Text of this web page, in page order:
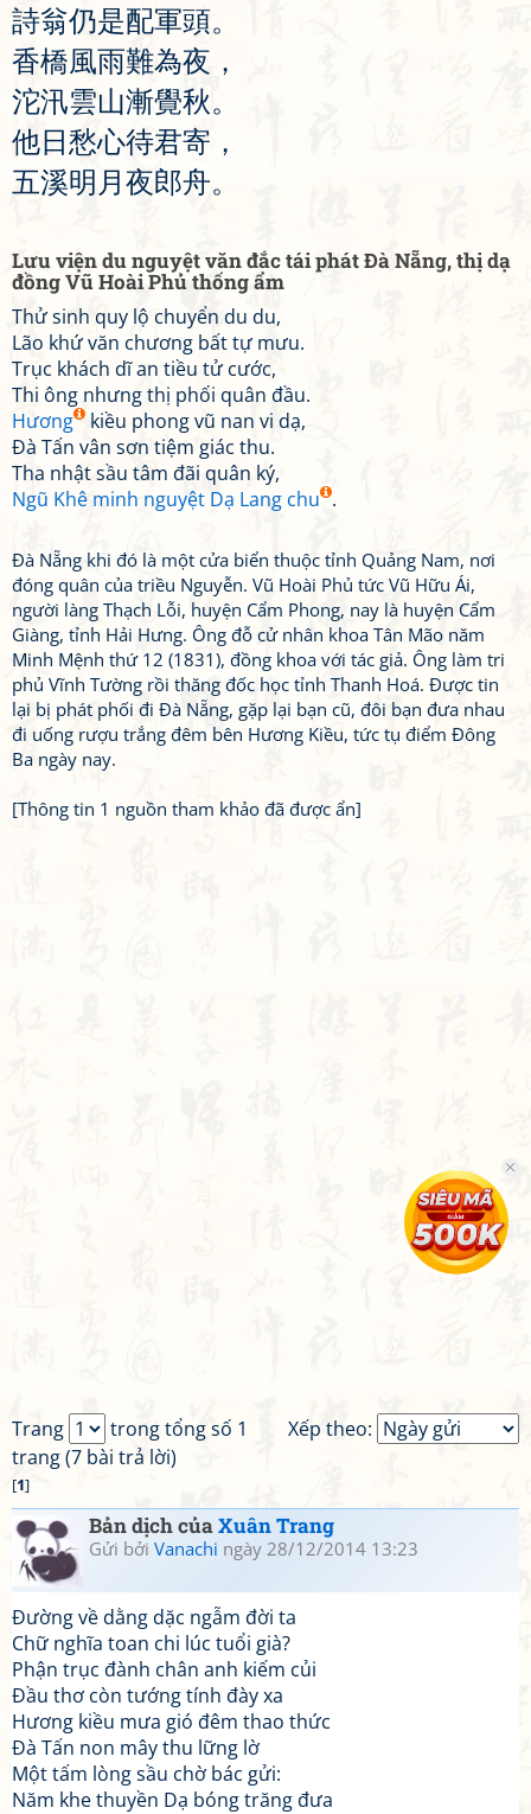
詩翁仍是配軍頭。
香橋風雨難為夜 ，
沱汛雲山漸覺秋。
他日 愁心待君寄 ，
五溪明 月 夜郎舟。
Lưu viện du nguyệt văn đắc tái phát Đà Nẵng, thị dạ
đồng Vũ Hoài Phủ thống ẩm
Thử sinh quy lộ chuyển du du,
Lão khứ văn chương bất tự mưu.
Trục khách dĩ an tiều tử cước,
Thi ông nhưng thị phối quân đầu.
Hương
kiều phong vũ nan vi dạ,
Đà Tấn vân sơn tiệm giác thu.
Tha nhật sầu tâm đãi quân ký,
Ngũ Khê minh nguyệt Dạ Lang chu .
Đà Nẵng khi đó là một cửa biển thuộc tỉnh Quảng Nam, nơi
đóng quân của triều Nguyễn. Vũ Hoài Phủ tức Vũ Hữu Ái,
người làng Thạch Lỗi, huyện Cẩm Phong, nay là huyện Cẩm
Giàng, tỉnh Hải Hưng. Ông đỗ cử nhân khoa Tân Mão năm
Minh Mệnh thứ 12 (1831), đồng khoa với tác giả. Ông làm tri
phủ Vĩnh Tường rồi thăng đốc học tỉnh Thanh Hoá. Được tin
lại bị phát phối đi Đà Nẵng, gặp lại bạn cũ, đôi bạn đưa nhau
đi uống rượu trắng đêm bên Hương Kiều, tức tụ điểm Đông
Ba ngày nay.
[Thông tin 1 nguồn tham khảo đã được ẩn]
Xếp theo:
Trang
trong tổng số 1
trang (7 bài trả lời)
[1]
Bản dịch củaXuân Trang
Gửi bởi Vanachi ngày 28/12/2014 13:23
Đường về dằng dặc ngẫm đời ta
Chữ nghĩa toan chi lúc tuổi già?
Phận trục đành chân anh kiếm củi
Đầu thơ còn tướng tính đày xa
Hương kiều mưa gió đêm thao thức
Đà Tấn non mây thu lững lờ
Một tấm lòng sầu chờ bác gửi:
Năm khe thuyền Dạ bóng trăng đưa